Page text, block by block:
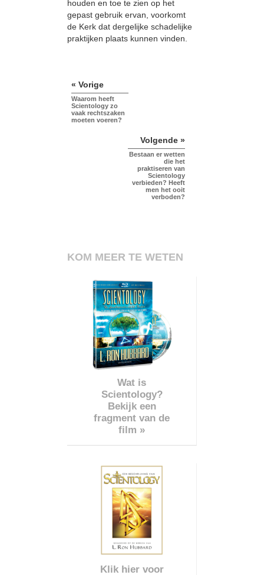
houden en toe te zien op het
gepast gebruik ervan, voorkomt
de Kerk dat dergelijke schadelijke
praktijken plaats kunnen vinden.
« Vorige
Waarom heeft
Scientology zo
vaak rechtszaken
moeten voeren?
Volgende »
Bestaan er wetten
die het
praktiseren van
Scientology
verbieden? Heeft
men het ooit
verboden?
KOM MEER TE WETEN
Wat is
Scientology?
Bekijk een
fragment van de
film »
Klik hier voor